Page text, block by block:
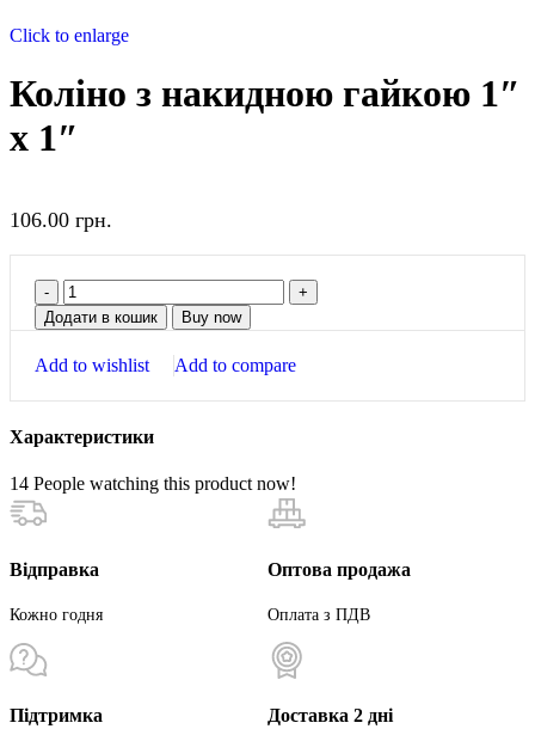
Click to enlarge
Коліно з накидною гайкою 1″
х 1″
106.00 грн.
Додати в кошик Buy now
Add to wishlist Add to compare
Характеристики
14 People watching this product now!
Відправка
Кожно годня
Оптова продажа
Оплата з ПДВ
Підтримка Доставка 2 дні